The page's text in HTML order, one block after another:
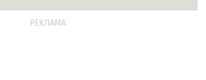
РЕКЛАМА: